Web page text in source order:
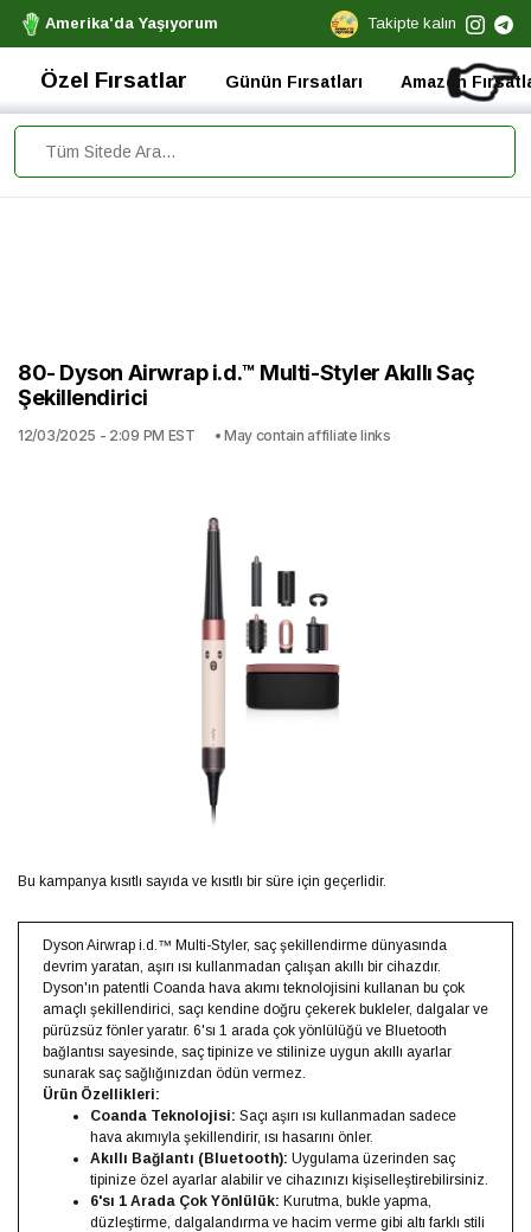
Amerika'da Yaşıyorum Takipte kalın
👉
Özel Fırsatlar Günün Fırsatları Amazon
80- Dyson Airwrap i.d.™ Multi-Styler Akıllı Saç
Şekillendirici
12/03/2025 - 2:09 PM EST • May contain affiliate links
Bu kampanya kısıtlı sayıda ve kısıtlı bir süre için geçerlidir.
Dyson Airwrap i.d.™ Multi-Styler, saç şekillendirme dünyasında
devrim yaratan, aşırı ısı kullanmadan çalışan akıllı bir cihazdır.
Dyson'ın patentli Coanda hava akımı teknolojisini kullanan bu çok
amaçlı şekillendirici, saçı kendine doğru çekerek bukleler, dalgalar ve
pürüzsüz fönler yaratır. 6'sı 1 arada çok yönlülüğü ve Bluetooth
bağlantısı sayesinde, saç tipinize ve stilinize uygun akıllı ayarlar
sunarak saç sağlığınızdan ödün vermez.
Ürün Özellikleri:
Coanda Teknolojisi: Saçı aşırı ısı kullanmadan sadece
hava akımıyla şekillendirir, ısı hasarını önler.
Akıllı Bağlantı (Bluetooth): Uygulama üzerinden saç
tipinize özel ayarlar alabilir ve cihazınızı kişiselleştirebilirsiniz.
6'sı 1 Arada Çok Yönlülük: Kurutma, bukle yapma,
düzleştirme, dalgalandırma ve hacim verme gibi altı farklı stili